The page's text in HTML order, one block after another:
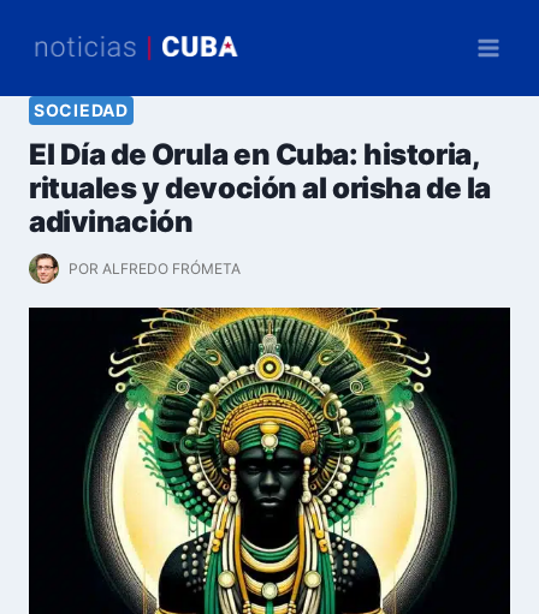
SOCIEDAD
El Día de Orula en Cuba: historia,
rituales y devoción al orisha de la
adivinación
POR ALFREDO FRÓMETA